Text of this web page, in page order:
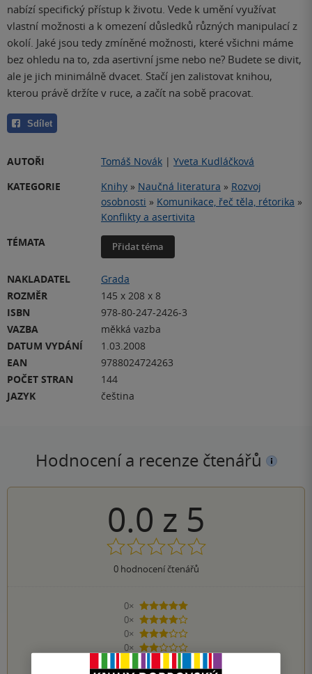
nabízí specifický přístup k životu. Vede k umění využívat
vlastní možnosti a k omezení důsledků různých manipulací z
okolí. Jaké jsou tedy zmíněné možnosti, které všichni máme
bez ohledu na to, zda asertivní jsme nebo ne? Budete se divit,
ale je jich minimálně dvacet. Stačí jen zalistovat knihou,
kterou právě držíte v ruce, a začít na sobě pracovat.
Sdílet
AUTOŘI Tomáš Novák | Yveta Kudláčková
KATEGORIE
Knihy » Naučná literatura » Rozvoj
osobnosti » Komunikace, řeč těla, rétorika »
Konflikty a asertivita
TÉMATA
Přidat téma
NAKLADATEL
Grada
ROZMĚR
145 x 208 x 8
ISBN
978-80-247-2426-3
VAZBA
měkká vazba
DATUM VYDÁNÍ
1.03.2008
EAN
9788024724263
POČET STRAN
144
JAZYK
čeština
Hodnocení a recenze čtenářů
0.0 z 5
0hodnocení čtenářů
0×
5 hvězdiček
0×
4 hvězdičky
0×
3 hvězdičky
0×
2 hvězdičky